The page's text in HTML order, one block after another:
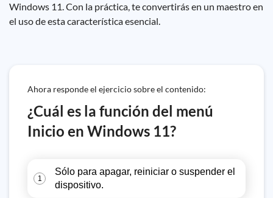
Windows 11. Con la práctica, te convertirás en un maestro en
el uso de esta característica esencial.
Ahora responde el ejercicio sobre el contenido:
¿Cuál es la función del menú
Inicio en Windows 11?
1
Sólo para apagar, reiniciar o suspender el
dispositivo.